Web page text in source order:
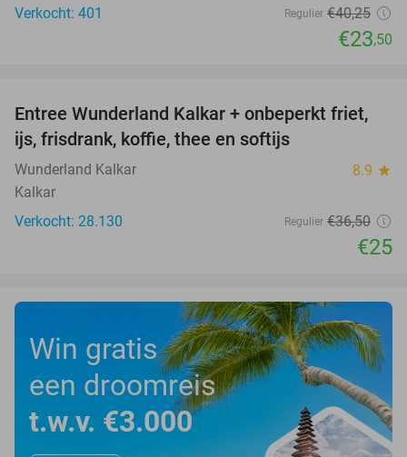
Verkocht: 401
Regulier €40,25
€23,50
32%
Entree Wunderland Kalkar + onbeperkt friet,
ijs, frisdrank, koffie, thee en softijs
Wunderland Kalkar 8.9 star
Kalkar
Verkocht: 28.130
Regulier €36,50
€25
Win gratis
een droomreis
t.w.v. €3.000